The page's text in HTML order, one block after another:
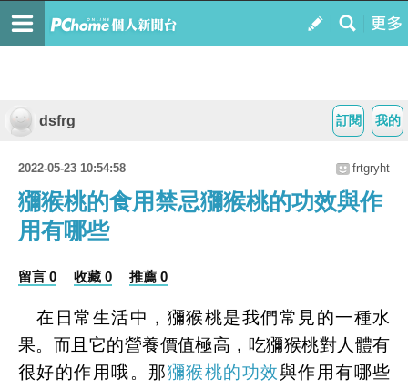
我的
訂閱
dsfrg
2022-05-23 10:54:58 frtgryht
獼猴桃的食用禁忌獼猴桃的功效與作
用有哪些
留言 0 收藏 0 推薦 0
在日常生活中，獼猴桃是我們常見的一種水
果。而且它的營養價值極高，吃獼猴桃對人體有
很好的作用哦。那獼猴桃的功效與作用有哪些